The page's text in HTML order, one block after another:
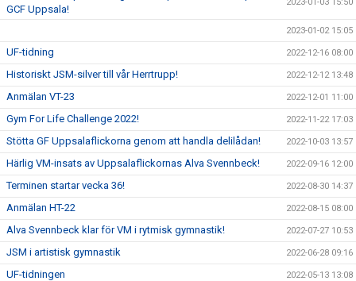
GCF Uppsala!
2023-01-02 15:05
UF-tidning 2022-12-16 08:00
Historiskt JSM-silver till vår Herrtrupp! 2022-12-12 13:48
Anmälan VT-23 2022-12-01 11:00
Gym For Life Challenge 2022! 2022-11-22 17:03
Stötta GF Uppsalaflickorna genom att handla delilådan! 2022-10-03 13:57
Härlig VM-insats av Uppsalaflickornas Alva Svennbeck! 2022-09-16 12:00
Terminen startar vecka 36! 2022-08-30 14:37
Anmälan HT-22 2022-08-15 08:00
Alva Svennbeck klar för VM i rytmisk gymnastik! 2022-07-27 10:53
JSM i artistisk gymnastik 2022-06-28 09:16
UF-tidningen 2022-05-13 13:08